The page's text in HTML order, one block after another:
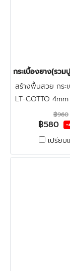
กระเบื้องยาง(รว
สร้างพื้นสวย กระ
LT-COTTO
ราคาโปรปูฟรี+ต
ตั้ง แข็งแรง&ส
น้ำ&กันปลวก ปูทั
฿960
฿580 -
เปรียบ